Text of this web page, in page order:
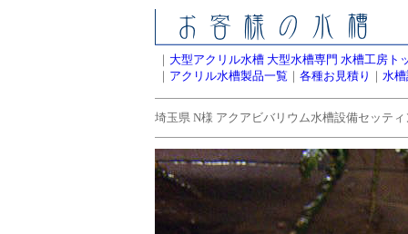
｜ 大型アクリル水槽 大型水槽専門 水槽工房ト
｜ アクリル水槽製品一覧 ｜ 各種お見積り ｜ 水
埼玉県 N様 アクアビバリウム水槽設備セッテ